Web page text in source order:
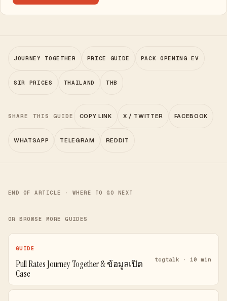
JOURNEY TOGETHER PRICE GUIDE PACK OPENING EV
SIR PRICES THAILAND THB
SHARE THIS GUIDE COPY LINK X / TWITTER FACEBOOK
WHATSAPP TELEGRAM REDDIT
END OF ARTICLE · WHERE TO GO NEXT
OR BROWSE MORE GUIDES
GUIDE
Pull Rates Journey Together & ข้อมูลเปิด
Case
tcgtalk · 10 min